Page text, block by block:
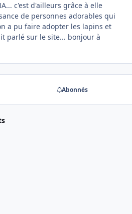
c'est d'ailleurs grâce à elle
de personnes adorables qui
a pu faire adopter les lapins et
parlé sur le site... bonjour à
Abonnés